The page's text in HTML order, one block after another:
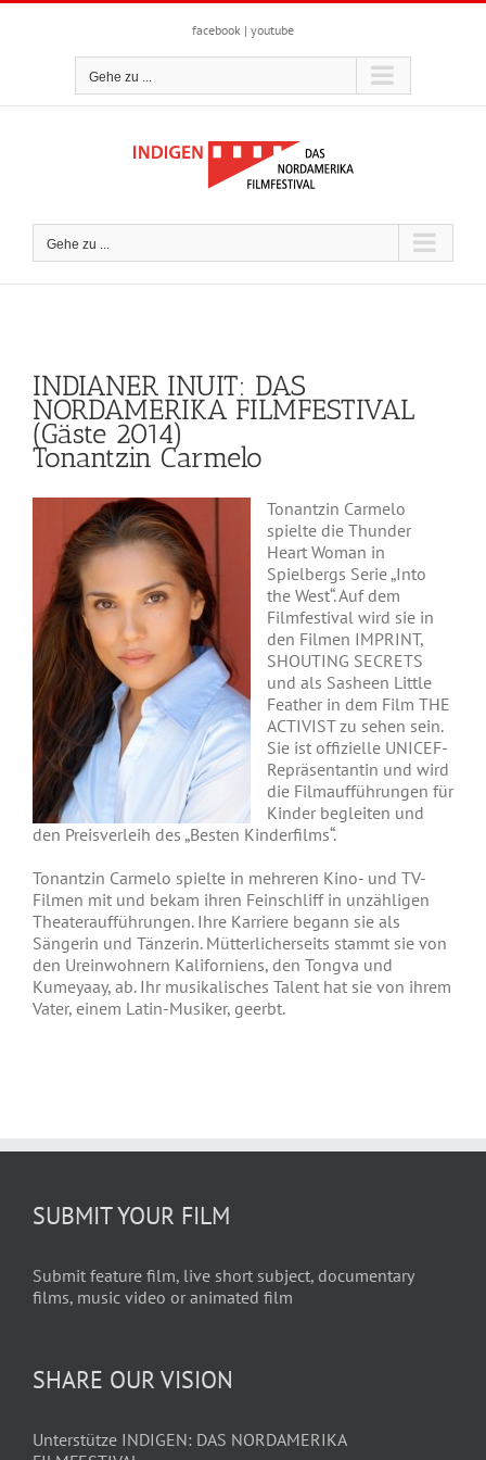
Zum
facebook | youtube
Gehe zu ...
Gehe zu ...
INDIANER INUIT: DAS
NORDAMERIKA FILMFESTIVAL
(Gäste 2014)
Tonantzin Carmelo
Tonantzin Carmelo
spielte die Thunder
Heart Woman in
Spielbergs Serie „Into
the West“. Auf dem
Filmfestival wird sie in
den Filmen IMPRINT,
SHOUTING SECRETS
und als Sasheen Little
Feather in dem Film THE
ACTIVIST zu sehen sein.
Sie ist offizielle UNICEF-
Repräsentantin und wird
die Filmaufführungen für
Kinder begleiten und
den Preisverleih des „Besten Kinderfilms“.
Tonantzin Carmelo spielte in mehreren Kino- und TV-
Filmen mit und bekam ihren Feinschliff in unzähligen
Theateraufführungen. Ihre Karriere begann sie als
Sängerin und Tänzerin. Mütterlicherseits stammt sie von
den Ureinwohnern Kaliforniens, den Tongva und
Kumeyaay, ab. Ihr musikalisches Talent hat sie von ihrem
Vater, einem Latin-Musiker, geerbt.
SUBMIT YOUR FILM
Submit feature film, live short subject, documentary
films, music video or animated film
SHARE OUR VISION
Unterstütze INDIGEN: DAS NORDAMERIKA